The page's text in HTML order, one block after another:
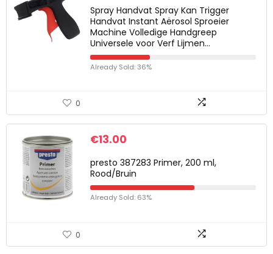
Spray Handvat Spray Kan Trigger
Handvat Instant Aërosol Sproeier
Machine Volledige Handgreep
Universele voor Verf Lijmen…
Already Sold: 36%
0
€13.00
presto 387283 Primer, 200 ml,
Rood/Bruin
Already Sold: 63%
0